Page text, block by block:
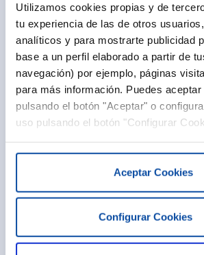
Utilizamos cookies propias y de
tu experiencia de las de otros
analíticos y para mostrarte publicidad
base a un perfil elaborado a partir de
navegación) por ejemplo, páginas
para más información. Puedes
pulsando el botón "Aceptar" o
uso pulsando el botón "Configurar
Aceptar Cookies
Configurar Cookies
Nos recomendarían
Promotores: 70.51 %
Pasivos:
Detractores: 7.27 %